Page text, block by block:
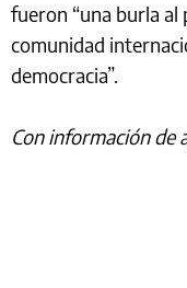
fueron “una burla al
comunidad
democracia”.
Con información de